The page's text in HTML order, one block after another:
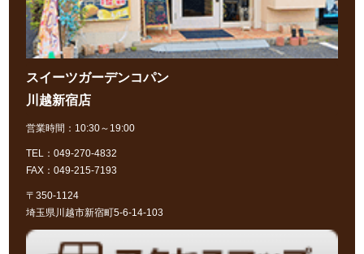
スイーツガーデンコパン
川越新宿店
営業時間：10:30～19:00
TEL：049-270-4832
FAX：049-215-7193
〒350-1124
埼玉県川越市新宿町5-6-14-103